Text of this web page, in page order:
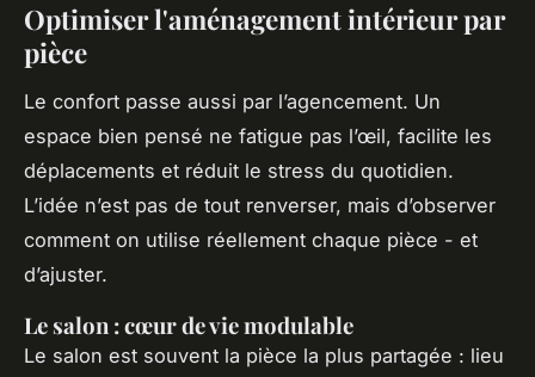
Optimiser l'aménagement intérieur par
pièce
Le confort passe aussi par l’agencement. Un
espace bien pensé ne fatigue pas l’œil, facilite les
déplacements et réduit le stress du quotidien.
L’idée n’est pas de tout renverser, mais d’observer
comment on utilise réellement chaque pièce - et
d’ajuster.
Le salon : cœur de vie modulable
Le salon est souvent la pièce la plus partagée : lieu